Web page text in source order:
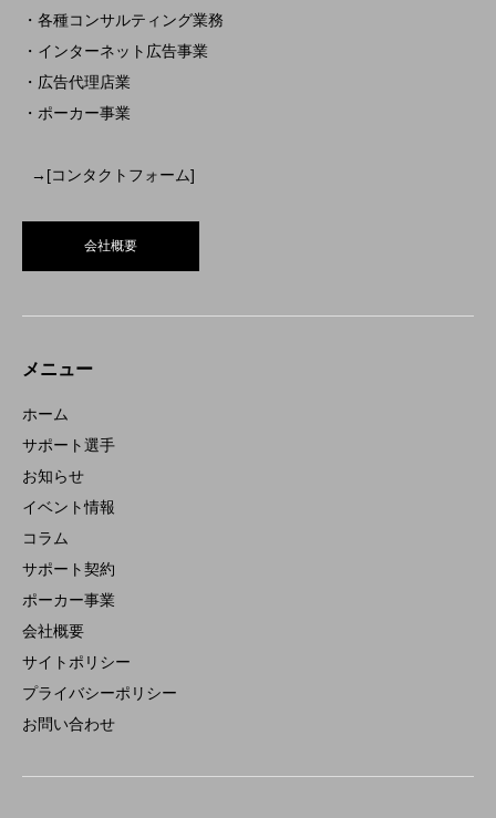
・各種コンサルティング業務
・インターネット広告事業
・広告代理店業
・ポーカー事業
→[コンタクトフォーム]
会社概要
メニュー
ホーム
サポート選手
お知らせ
イベント情報
コラム
サポート契約
ポーカー事業
会社概要
サイトポリシー
プライバシーポリシー
お問い合わせ